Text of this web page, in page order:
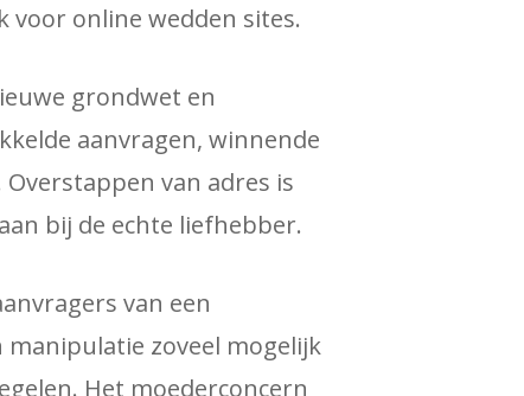
voor online wedden sites.
grondwet en
aanvragen, winnende
van adres is
​​bij de echte liefhebber.
van een
zoveel mogelijk
Het moederconcern